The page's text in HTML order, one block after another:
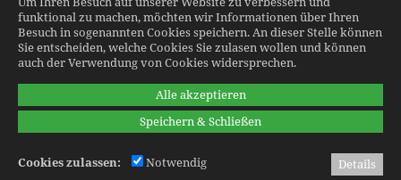
Alle akzeptieren
Speichern & Schließen
funktional zu machen, möchten wir Informationen über Ihren
Besuch in sogenannten Cookies speichern. An dieser Stelle können
Sie entscheiden, welche Cookies Sie zulasen wollen und können
auch der Verwendung von Cookies widersprechen.
Cookies zulassen: Notwendig Details